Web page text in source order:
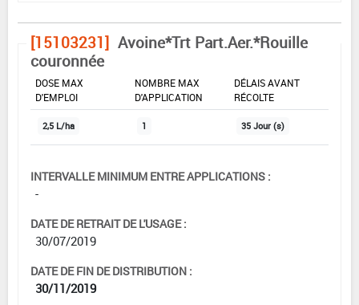
[15103231] Avoine*Trt Part.Aer.*Rouille
couronnée
DOSE MAX
D'EMPLOI
NOMBRE MAX
D'APPLICATION
DÉLAIS AVANT
RÉCOLTE
2,5 L/ha 1 35 Jour (s)
INTERVALLE MINIMUM ENTRE APPLICATIONS :
-
DATE DE RETRAIT DE L'USAGE :
30/07/2019
DATE DE FIN DE DISTRIBUTION :
30/11/2019